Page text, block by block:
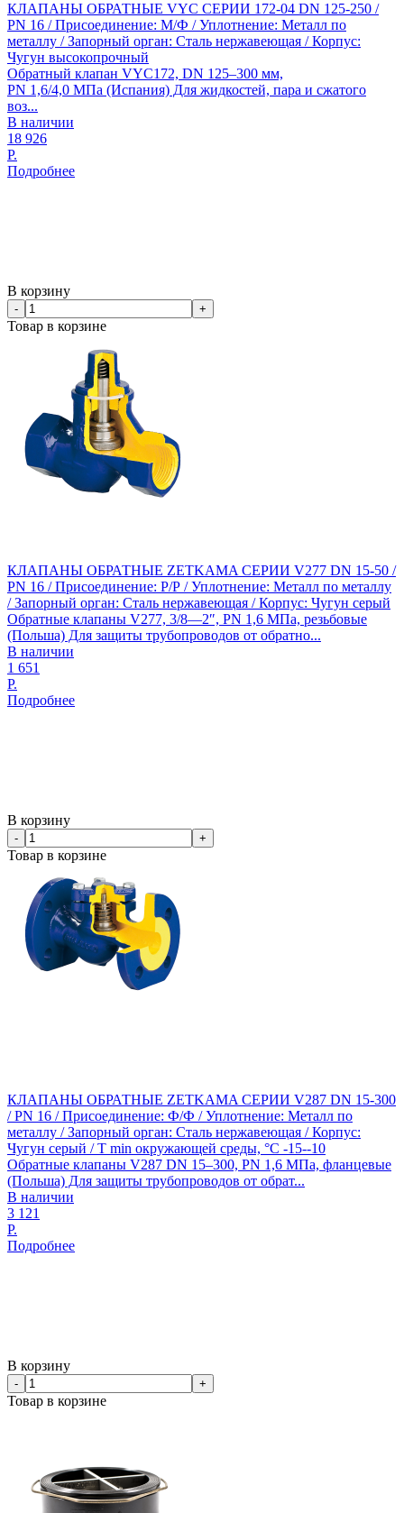
КЛАПАНЫ ОБРАТНЫЕ VYC СЕРИИ 172-04 DN 125-250 /
PN 16 / Присоединение: М/Ф / Уплотнение: Металл по
металлу / Запорный орган: Сталь нержавеющая / Корпус:
Чугун высокопрочный
Обратный клапан VYC172, DN 125–300 мм,
PN 1,6/4,0 МПа (Испания) Для жидкостей, пара и сжатого
воз...
В наличии
18 926
Р.
Подробнее
В корзину
- +
Товар в корзине
КЛАПАНЫ ОБРАТНЫЕ ZETKAMA СЕРИИ V277 DN 15-50 /
PN 16 / Присоединение: Р/Р / Уплотнение: Металл по металлу
/ Запорный орган: Сталь нержавеющая / Корпус: Чугун серый
Обратные клапаны V277, 3/8—2″, PN 1,6 МПа, резьбовые
(Польша) Для защиты трубопроводов от обратно...
В наличии
1 651
Р.
Подробнее
В корзину
- +
Товар в корзине
КЛАПАНЫ ОБРАТНЫЕ ZETKAMA СЕРИИ V287 DN 15-300
/ PN 16 / Присоединение: Ф/Ф / Уплотнение: Металл по
металлу / Запорный орган: Сталь нержавеющая / Корпус:
Чугун серый / T min окружающей среды, °C -15--10
Обратные клапаны V287 DN 15–300, PN 1,6 МПа, фланцевые
(Польша) Для защиты трубопроводов от обрат...
В наличии
3 121
Р.
Подробнее
В корзину
- +
Товар в корзине